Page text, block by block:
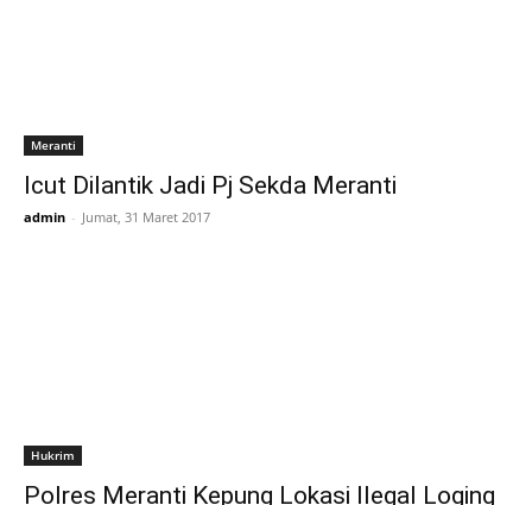
Meranti
Icut Dilantik Jadi Pj Sekda Meranti
admin - Jumat, 31 Maret 2017
Hukrim
Polres Meranti Kepung Lokasi Ilegal Loging